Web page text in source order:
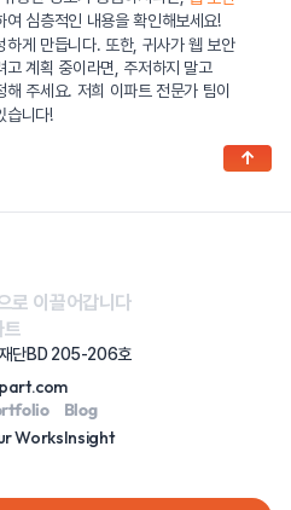
심층적인 내용을 확인해보세요!
하게 만듭니다. 또한, 귀사가 웹 보안
고 계획 중이라면, 주저하지 말고
해 주세요. 저희 이파트 전문가 팀이
습니다!
로 이끌어갑니다
트
재단BD 205-206호
Works
Blog
Insight
↑